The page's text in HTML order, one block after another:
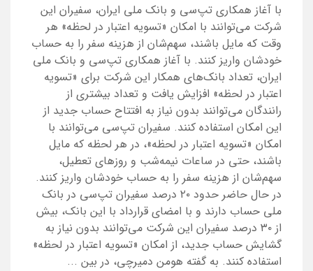
با آغاز همکاری تپ‌سی و بانک ملی ایران، سفیران این
شرکت می‌توانند با امکان «تسویه اعتبار در لحظه» هر
وقت که مایل باشند، سهم‌شان از هزینه سفر را به حساب
خودشان واریز کنند. با آغاز همکاری تپ‌سی و بانک ملی
ایران، تعداد بانک‌های همکار این شرکت برای «تسویه
اعتبار در لحظه» افزایش یافت و تعداد بیشتری از
رانندگان می‌توانند بدون نیاز به افتتاح حساب جدید از
این امکان استفاده کنند. سفیران تپ‌سی می‌توانند با
امکان «تسویه اعتبار در لحظه»، در هر لحظه که مایل
باشند، حتی در ساعات نیمه‌شب و روزهای تعطیل،
سهم‌شان از هزینه سفر را به حساب خودشان واریز کنند.
در حال حاضر حدود ۲۰ درصد سفیران تپ‌سی در بانک
ملی حساب دارند و با امضای قرارداد با این بانک، بیش
از ۳۰ درصد سفیران این شرکت می‌توانند بدون نیاز به
گشایش حساب جدید، از امکان «تسویه اعتبار در لحظه»
استفاده کنند. به گفته هومن دمیرچی، در بین ...